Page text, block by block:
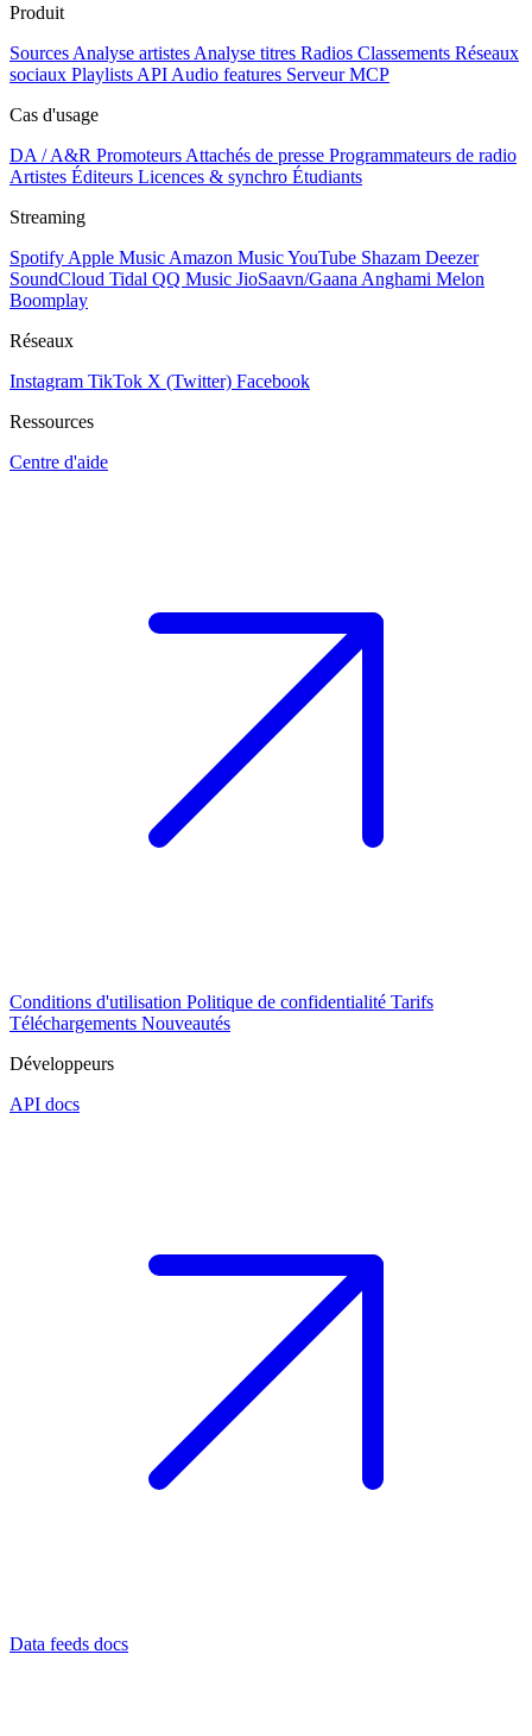
Produit
Sources Analyse artistes Analyse titres Radios Classements Réseaux
sociaux Playlists API Audio features Serveur MCP
Cas d'usage
DA / A&R Promoteurs Attachés de presse Programmateurs de radio
Artistes Éditeurs Licences & synchro Étudiants
Streaming
Spotify Apple Music Amazon MusicYouTube Shazam Deezer
SoundCloud Tidal QQ Music JioSaavn/Gaana Anghami Melon
Boomplay
Réseaux
Instagram TikTok X (Twitter) Facebook
Ressources
Centre d'aide
Conditions d'utilisation Politique de confidentialité Tarifs
Téléchargements Nouveautés
Développeurs
API docs
Data feeds docs